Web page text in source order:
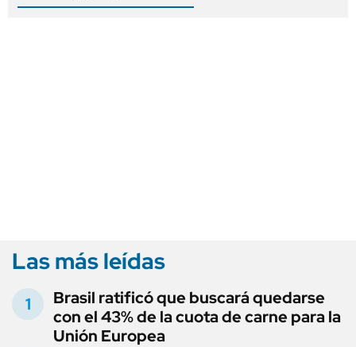
Las más leídas
Brasil ratificó que buscará quedarse
con el 43% de la cuota de carne para la
Unión Europea